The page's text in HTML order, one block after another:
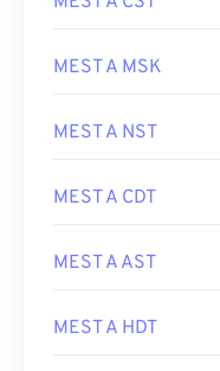
MEST A MSK
MEST A NST
MEST A CDT
MEST A AST
MEST A HDT